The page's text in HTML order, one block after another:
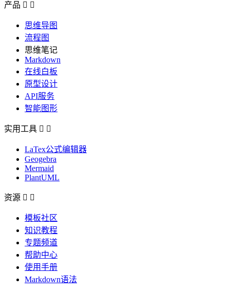
产品  
思维导图
流程图
思维笔记
Markdown
在线白板
原型设计
API服务
智能图形
实用工具  
LaTex公式编辑器
Geogebra
Mermaid
PlantUML
资源  
模板社区
知识教程
专题频道
帮助中心
使用手册
Markdown语法